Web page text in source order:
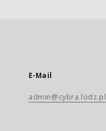
E-Mail
admin@cybra.lodz.pl